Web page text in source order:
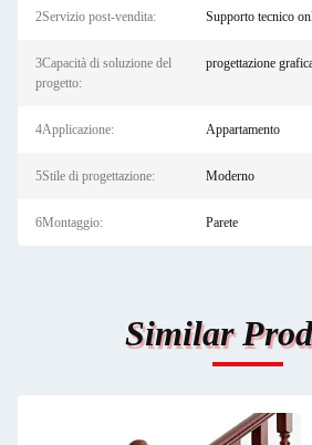
2Servizio post-vendita: Supporto tecnico
3Capacità di soluzione del
progetto:
progettazione
4Applicazione: Appartamento
5Stile di progettazione: Moderno
6Montaggio: Parete
Similar